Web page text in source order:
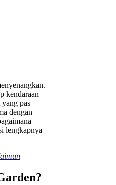
kendaraan
yang pas
dengan
lengkapnya